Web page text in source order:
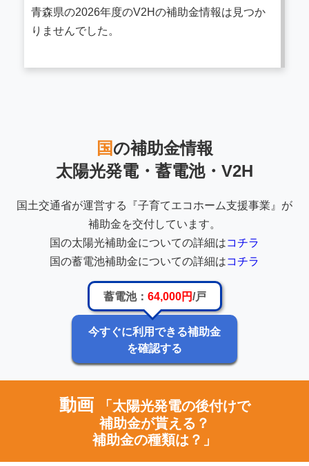
青森県の2026年度のV2Hの補助金情報は見つか
りませんでした。
国の補助金情報
太陽光発電・蓄電池・V2H
国土交通省が運営する『子育てエコホーム支援事業』が
補助金を交付しています。
国の太陽光補助金についての詳細はコチラ
国の蓄電池補助金についての詳細はコチラ
蓄電池： 64,000円/戸
今すぐに利用できる補助金
を確認する
動画
「太陽光発電の後付けで
補助金が貰える？
補助金の種類は？」